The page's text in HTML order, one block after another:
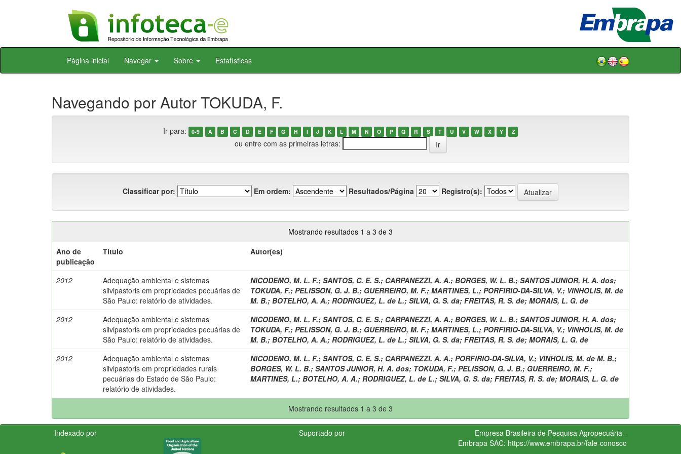
Skip
Página inicial Navegar Sobre Estatísticas
Navegando por Autor TOKUDA, F.
Ir para: 0-9 A B C D E F G H I J K L M N O P Q R S T U V W X Y Z
ou entre com as primeiras letras:
Classificar por: Em ordem: Resultados/Página Registro(s):
Mostrando resultados 1 a 3 de 3
Ano de
publicação
Título Autor(es)
2012
Adequação ambiental e sistemas
silvipastoris em propriedades pecuárias de
São Paulo: relatório de atividades.
NICODEMO, M. L. F.; SANTOS, C. E. S.; CARPANEZZI, A. A.; BORGES, W. L. B.; SANTOS JUNIOR, H. A. dos;
TOKUDA, F.; PELISSON, G. J. B.; GUERREIRO, M. F.; MARTINES, L.; PORFIRIO-DA-SILVA, V.; VINHOLIS, M. de
M. B.; BOTELHO, A. A.; RODRIGUEZ, L. de L.; SILVA, G. S. da; FREITAS, R. S. de; MORAIS, L. G. de
2012
Adequação ambiental e sistemas
silvipastoris em propriedades pecuárias de
São Paulo: relatório de atividades.
NICODEMO, M. L. F.; SANTOS, C. E. S.; CARPANEZZI, A. A.; BORGES, W. L. B.; SANTOS JUNIOR, H. A. dos;
TOKUDA, F.; PELISSON, G. J. B.; GUERREIRO, M. F.; MARTINES, L.; PORFIRIO-DA-SILVA, V.; VINHOLIS, M. de
M. B.; BOTELHO, A. A.; RODRIGUEZ, L. de L.; SILVA, G. S. da; FREITAS, R. S. de; MORAIS, L. G. de
2012
Adequação ambiental e sistemas
silvipastoris em propriedades rurais
pecuárias do Estado de São Paulo:
relatório de atividades.
NICODEMO, M. L. F.; SANTOS, C. E. S.; CARPANEZZI, A. A.; PORFIRIO-DA-SILVA, V.; VINHOLIS, M. de M. B.;
BORGES, W. L. B.; SANTOS JUNIOR, H. A. dos; TOKUDA, F.; PELISSON, G. J. B.; GUERREIRO, M. F.;
MARTINES, L.; BOTELHO, A. A.; RODRIGUEZ, L. de L.; SILVA, G. S. da; FREITAS, R. S. de; MORAIS, L. G. de
Mostrando resultados 1 a 3 de 3
Indexado por Suportado por
Empresa Brasileira de Pesquisa Agropecuária -
Embrapa SAC: https://www.embrapa.br/fale-conosco